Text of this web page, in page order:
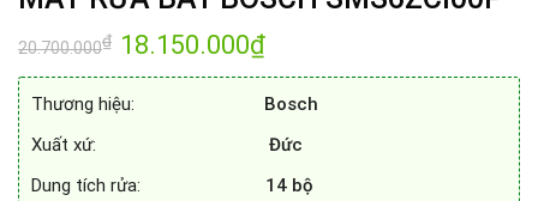
20.700.000₫ Giá
gốc
là:
18.150.000₫Giá
tại
18.150.000₫.
Thương hiệu:
Bosch
Xuất xứ: Đức
Dung tích rửa: 14 bộ